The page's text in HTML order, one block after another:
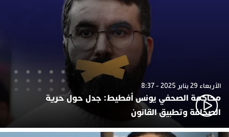
الأربعاء 29 يناير 2025 - 8:37
محاكمة الصحفي يونس أفطيط: جدل حول حرية
الصحافة وتطبيق القانون